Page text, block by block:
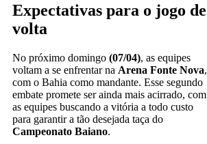
Expectativas para o jogo de
volta
No próximo domingo (07/04), as equipes
voltam a se enfrentar na Arena Fonte Nova,
com o Bahia como mandante. Esse segundo
embate promete ser ainda mais acirrado, com
as equipes buscando a vitória a todo custo
para garantir a tão desejada taça do
Campeonato Baiano.